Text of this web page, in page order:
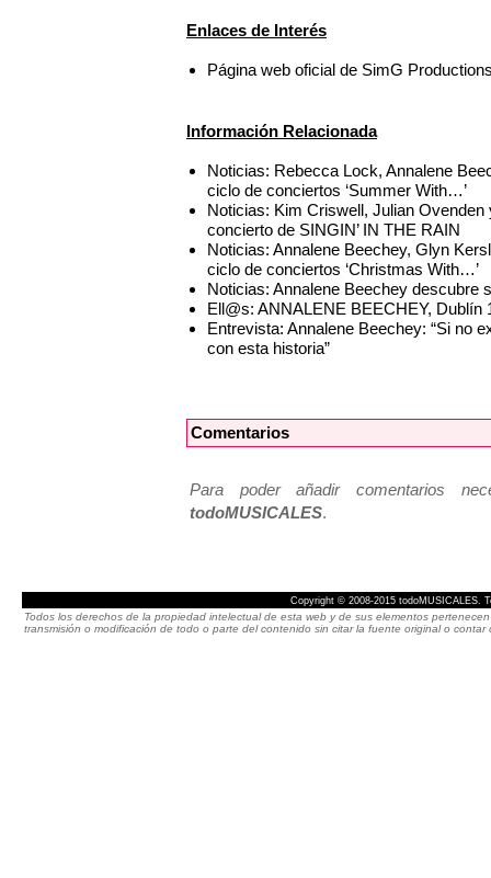
Enlaces de Interés
Página web oficial de SimG
Información Relacionada
Noticias: Rebecca Lock, Annalene
ciclo de conciertos ‘Summer With…’
Noticias: Kim Criswell, Julian
concierto de SINGIN’ IN THE RAIN
Noticias: Annalene Beechey, Glyn
ciclo de conciertos ‘Christmas With…’
Noticias: Annalene Beechey descubre
Ell@s: ANNALENE BEECHEY, Dublín
Entrevista: Annalene Beechey: “Si no
con esta historia”
Comentarios
Para poder añadir comentarios
todoMUSICALES.
Copyright © 2008-2015 todoMUSICALES.
Todos los derechos de la propiedad intelectual de esta web y de sus elementos
transmisión o modificación de todo o parte del contenido sin citar la fuente original o